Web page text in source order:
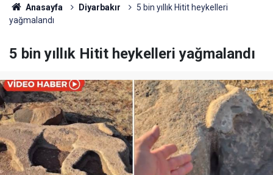
Anasayfa Diyarbakır
5 bin yıllık Hitit heykelleri
yağmalandı
5 bin yıllık Hitit heykelleri yağmalandı